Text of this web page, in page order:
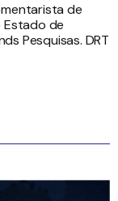
de
Estado de
Pesquisas. DRT